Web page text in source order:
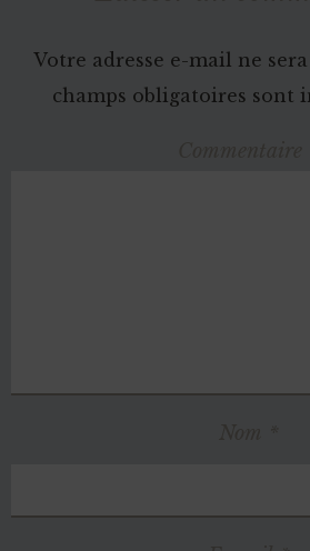
Votre adresse e-mail ne
champs obligatoires sont